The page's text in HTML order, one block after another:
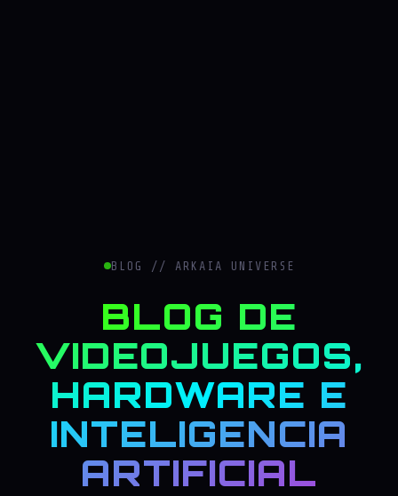
BLOG // ARKAIA UNIVERSE
BLOG DE
VIDEOJUEGOS,
HARDWARE E
INTELIGENCIA
ARTIFICIAL